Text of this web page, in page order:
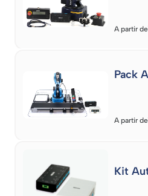
A partir de
Pack
A partir de
Kit